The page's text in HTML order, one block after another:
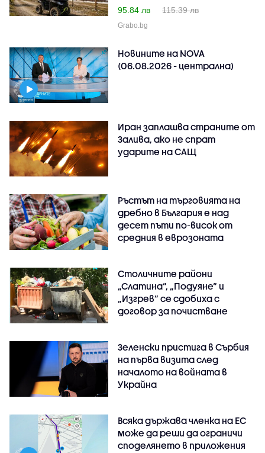
95.84 лв
115.39 лв
Grabo.bg
Новините на NOVA
(06.08.2026 - централна)
Иран заплашва страните от
Залива, ако не спрат
ударите на САЩ
Ръстът на търговията на
дребно в България е над
десет пъти по-висок от
средния в еврозоната
Столичните райони
„Слатина“, „Подуяне“ и
„Изгрев“ се сдобиха с
договор за почистване
Зеленски пристига в Сърбия
на първа визита след
началото на войната в
Украйна
Всяка държава членка на ЕС
може да реши да ограничи
споделянето в приложения